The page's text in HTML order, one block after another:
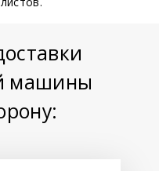
машины